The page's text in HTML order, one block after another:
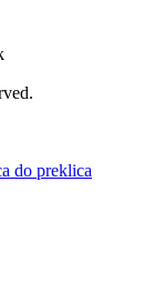
do preklica